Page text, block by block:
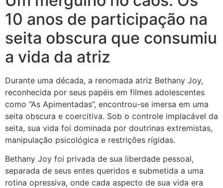
10 anos de participação na
seita obscura que consumiu
a vida da atriz
Durante uma década, a renomada atriz Bethany Joy,
reconhecida por seus papéis em filmes adolescentes
como “As Apimentadas”, encontrou-se imersa em uma
seita obscura e coercitiva. Sob o controle implacável da
seita, sua vida foi dominada por doutrinas extremistas,
manipulação psicológica e restrições rígidas.
Bethany Joy foi privada de sua liberdade pessoal,
separada de seus entes queridos e submetida a uma
rotina opressiva, onde cada aspecto de sua vida era